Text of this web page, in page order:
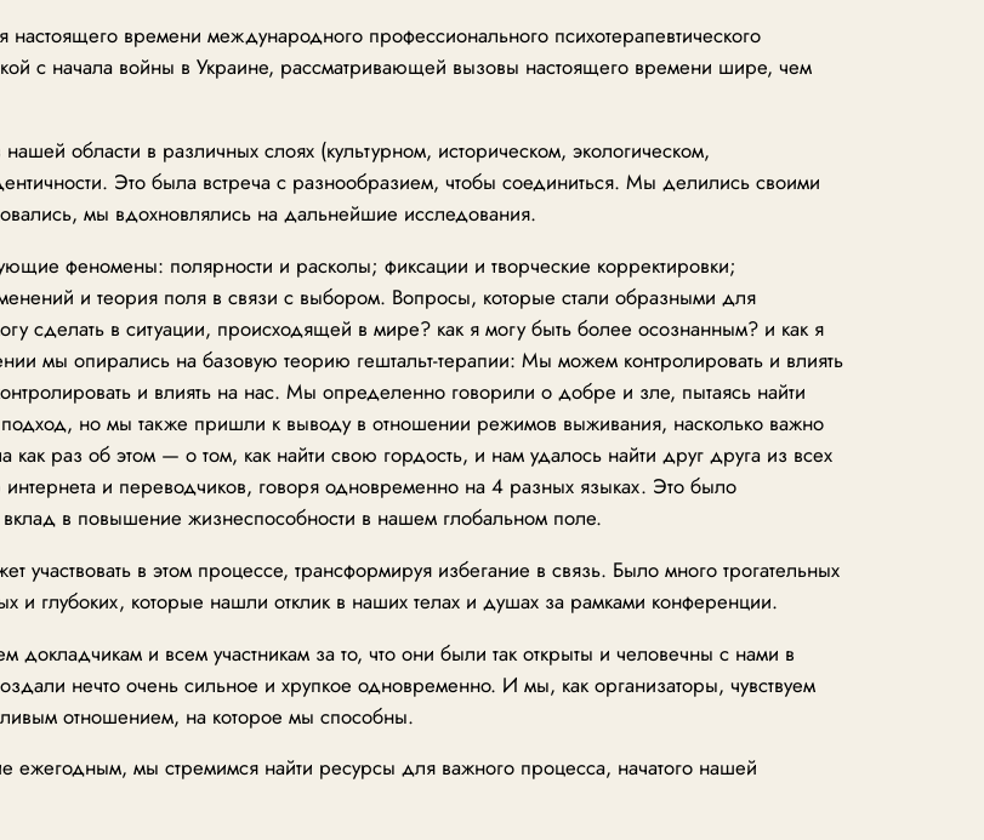
времени международного профессионального психотерапевтического
с начала войны в Украине, рассматривающей вызовы настоящего времени шире, чем
области в различных слоях (культурном, историческом, экологическом,
Это была встреча с разнообразием, чтобы соединиться. Мы делились своими
мы вдохновлялись на дальнейшие исследования.
феномены: полярности и расколы; фиксации и творческие корректировки;
и теория поля в связи с выбором. Вопросы, которые стали образными для
сделать в ситуации, происходящей в мире? как я могу быть более осознанным? и как я
мы опирались на базовую теорию гештальт-терапии: Мы можем контролировать и влиять
и влиять на нас. Мы определенно говорили о добре и зле, пытаясь найти
но мы также пришли к выводу в отношении режимов выживания, насколько важно
раз об этом — о том, как найти свою гордость, и нам удалось найти друг друга из всех
и переводчиков, говоря одновременно на 4 разных языках. Это было
в повышение жизнеспособности в нашем глобальном поле.
участвовать в этом процессе, трансформируя избегание в связь. Было много трогательных
и глубоких, которые нашли отклик в наших телах и душах за рамками конференции.
и всем участникам за то, что они были так открыты и человечны с нами в
нечто очень сильное и хрупкое одновременно. И мы, как организаторы, чувствуем
отношением, на которое мы способны.
ежегодным, мы стремимся найти ресурсы для важного процесса, начатого нашей